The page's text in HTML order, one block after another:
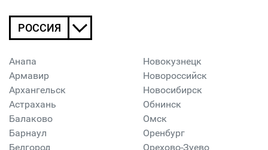
РОССИЯ
Анапа
Армавир
Архангельск
Астрахань
Балаково
Барнаул
Белгород
Новокузнецк
Новороссийск
Новосибирск
Обнинск
Омск
Оренбург
Орехово-Зуево